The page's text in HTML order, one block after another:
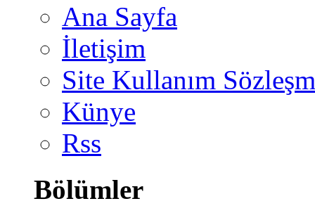
Ana Sayfa
İletişim
Site Kullanım
Künye
Rss
Bölümler